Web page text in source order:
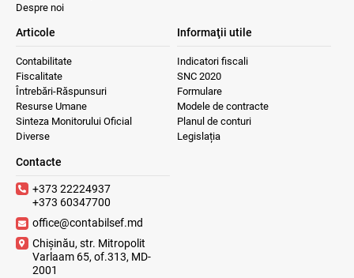
Gala Financiară 2026 – solicitare de
nominalizare a candidaților
03.08.2026 Ministerul Finanțelor
Despre noi
Articole
Contabilitate
Fiscalitate
Întrebări-Răspunsuri
Resurse Umane
Sinteza Monitorului Oficial
Diverse
Informaţii utile
Indicatori fiscali
SNC 2020
Formulare
Modele de contracte
Planul de conturi
Legislația
Contacte
+373 22224937
+373 60347700
office@contabilsef.md
Chișinău, str. Mitropolit
Varlaam 65, of.313, MD-
2001